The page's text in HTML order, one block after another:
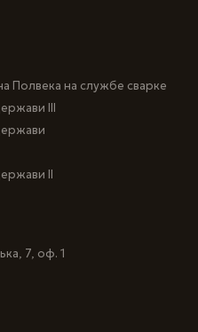
Полвека на службе сварке
III
II
7, оф. 1